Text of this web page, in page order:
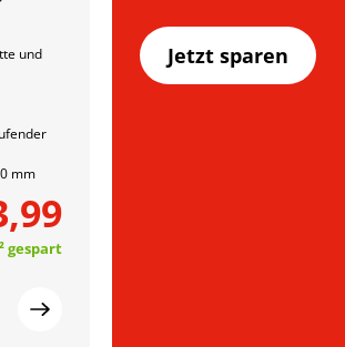
und
mm
gespart
Jetzt sparen